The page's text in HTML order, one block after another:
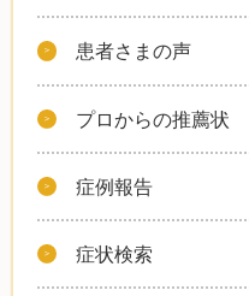
患者さまの声
プロからの推薦状
症例報告
症状検索